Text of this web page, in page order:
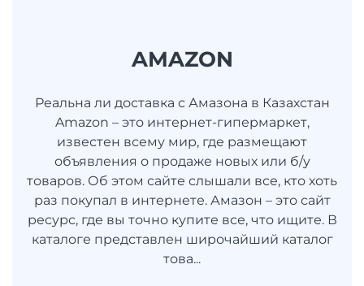
AMAZON
Реальна ли доставка с Амазона в Казахстан
Amazon – это интернет-гипермаркет,
известен всему мир, где размещают
объявления о продаже новых или б/у
товаров. Об этом сайте слышали все, кто хоть
раз покупал в интернете. Амазон – это сайт
ресурс, где вы точно купите все, что ищите. В
каталоге представлен широчайший каталог
това...